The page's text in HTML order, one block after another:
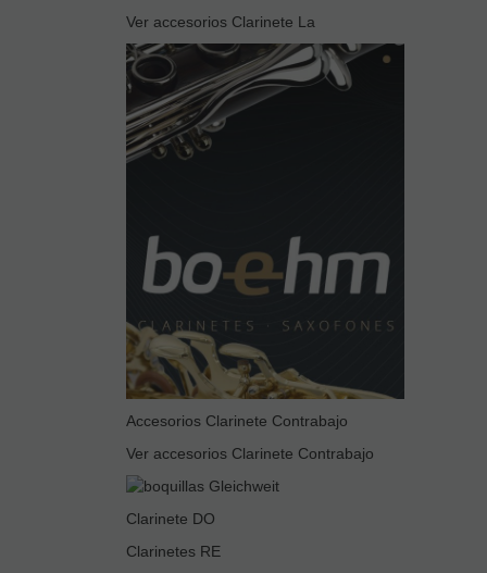
Ver accesorios Clarinete La
Accesorios Clarinete Contrabajo
Ver accesorios Clarinete Contrabajo
Clarinete DO
Clarinetes RE